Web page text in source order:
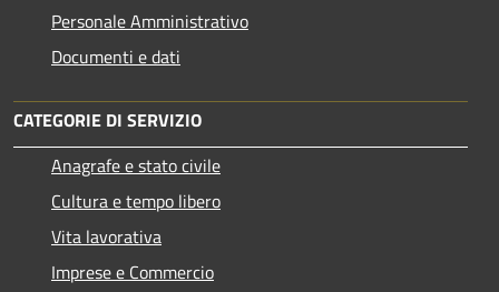
Personale Amministrativo
Documenti e dati
CATEGORIE DI SERVIZIO
Anagrafe e stato civile
Cultura e tempo libero
Vita lavorativa
Imprese e Commercio